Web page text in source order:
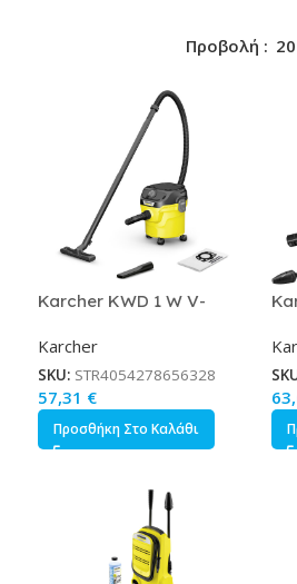
Προβολή 20
Karcher KWD 1 W V-
Στερεών 1000W με
Πλαστικό Κάδο 12lt
Κωδικός 1.628-401.0
Karcher
SKU: STR4054278656328
57,31 €
Προσθήκη Στο Καλάθι